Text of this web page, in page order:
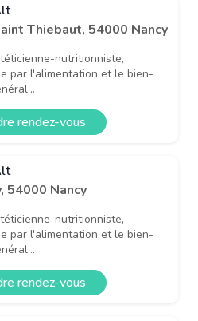
Thiebaut, 54000 Nancy
nutritionniste,
par l'alimentation et le bien-
rendez-vous
54000 Nancy
nutritionniste,
par l'alimentation et le bien-
rendez-vous